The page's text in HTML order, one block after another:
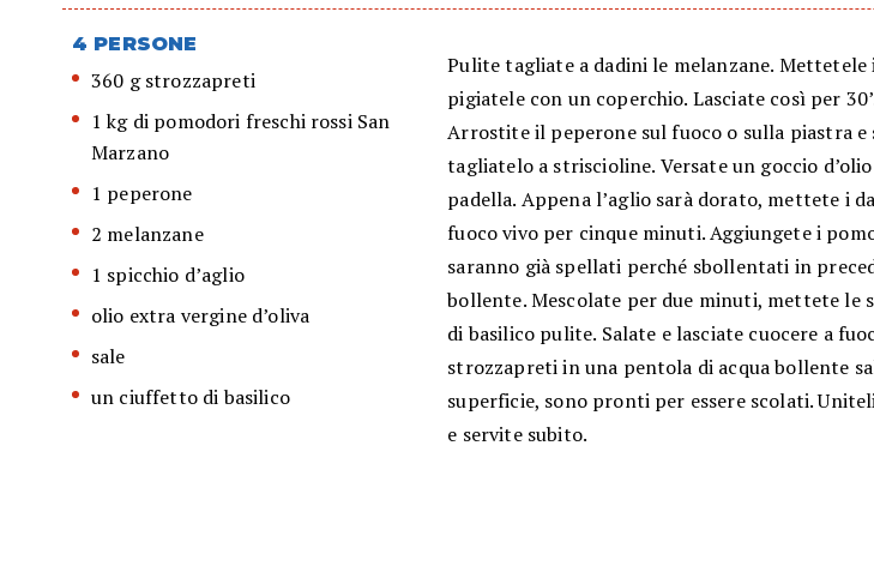
4 PERSONE
360 g strozzapreti
1 kg di pomodori freschi rossi San
Marzano
1 peperone
2 melanzane
1 spicchio d’aglio
olio extra vergine d’oliva
sale
un ciuffetto di basilico
Pulite tagliate a dadini le melanzane. Mettetele
pigiatele con un coperchio. Lasciate così per
Arrostite il peperone sul fuoco o sulla piastra
tagliatelo a striscioline. Versate un goccio
padella. Appena l’aglio sarà dorato, mettete i
fuoco vivo per cinque minuti. Aggiungete i
saranno già spellati perché sbollentati in
bollente. Mescolate per due minuti, mettete le
di basilico pulite. Salate e lasciate cuocere a
strozzapreti in una pentola di acqua bollente
superficie, sono pronti per essere scolati.
e servite subito.